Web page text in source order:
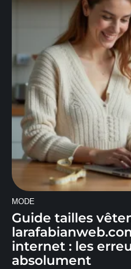
MODE
Guide tailles
internet : les
absolument